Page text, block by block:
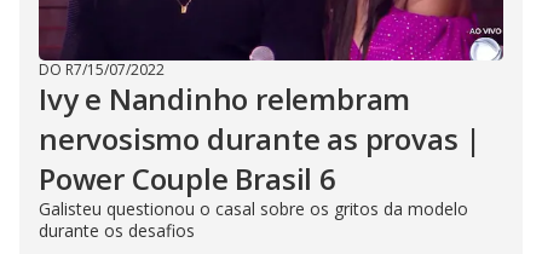
DO R7/15/07/2022
Ivy e Nandinho relembram
nervosismo durante as provas |
Power Couple Brasil 6
Galisteu questionou o casal sobre os gritos da modelo
durante os desafios